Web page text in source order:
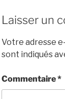
Laisser un
Votre adresse
sont indiqués
Commentaire*